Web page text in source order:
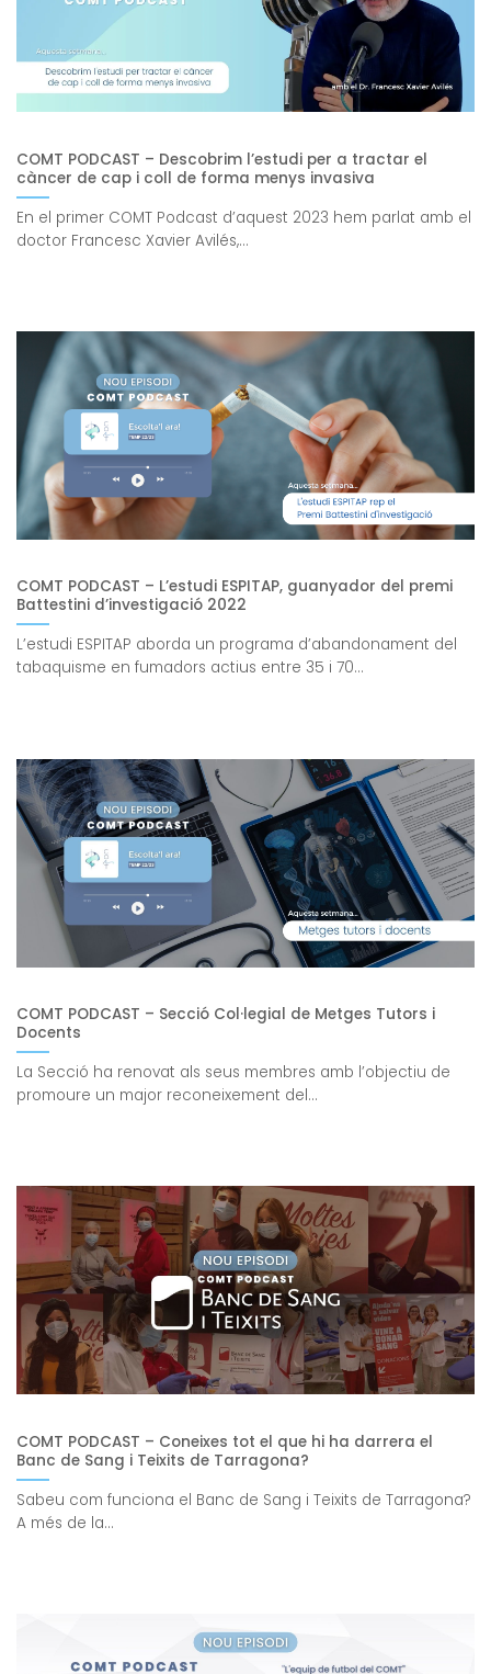
COMT PODCAST – Descobrim l’estudi per a tractar el
càncer de cap i coll de forma menys invasiva
En el primer COMT Podcast d’aquest 2023 hem parlat amb el
doctor Francesc Xavier Avilés,...
COMT PODCAST – L’estudi ESPITAP, guanyador del premi
Battestini d’investigació 2022
L’estudi ESPITAP aborda un programa d’abandonament del
tabaquisme en fumadors actius entre 35 i 70...
COMT PODCAST – Secció Col·legial de Metges Tutors i
Docents
La Secció ha renovat als seus membres amb l’objectiu de
promoure un major reconeixement del...
COMT PODCAST – Coneixes tot el que hi ha darrera el
Banc de Sang i Teixits de Tarragona?
Sabeu com funciona el Banc de Sang i Teixits de Tarragona?
A més de la...